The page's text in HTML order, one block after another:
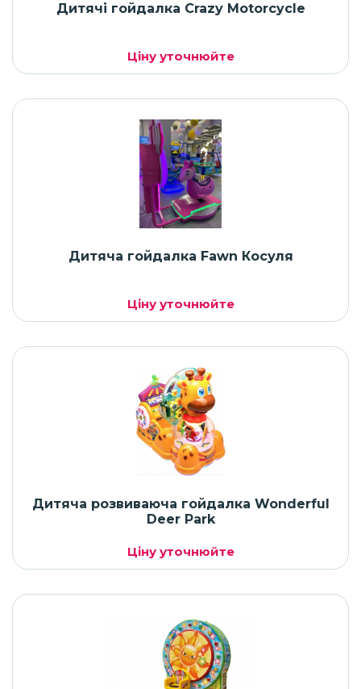
Дитячі гойдалка Crazy Motorcycle
Ціну уточнюйте
Дитяча гойдалка Fawn Косуля
Ціну уточнюйте
Дитяча розвиваюча гойдалка Wonderful
Deer Park
Ціну уточнюйте